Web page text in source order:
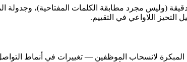
(وليس مجرد مطابقة الكلمات المفتاحية)، وجدولة
التحيز اللاواعي في التقييم.
لانسحاب الموظفين — تغييرات في أنماط